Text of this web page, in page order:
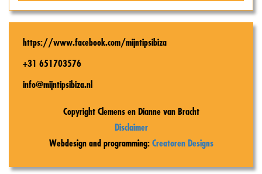
https://www.facebook.com/mijntipsibiza
+31 651703576
info@mijntipsibiza.nl
Copyright Clemens en Dianne van Bracht
Disclaimer
Webdesign and programming: Creatoren Designs